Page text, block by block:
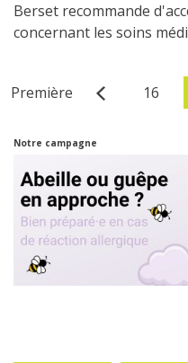
Berset recommande
concernant les soins
Première 16
Notre campagne